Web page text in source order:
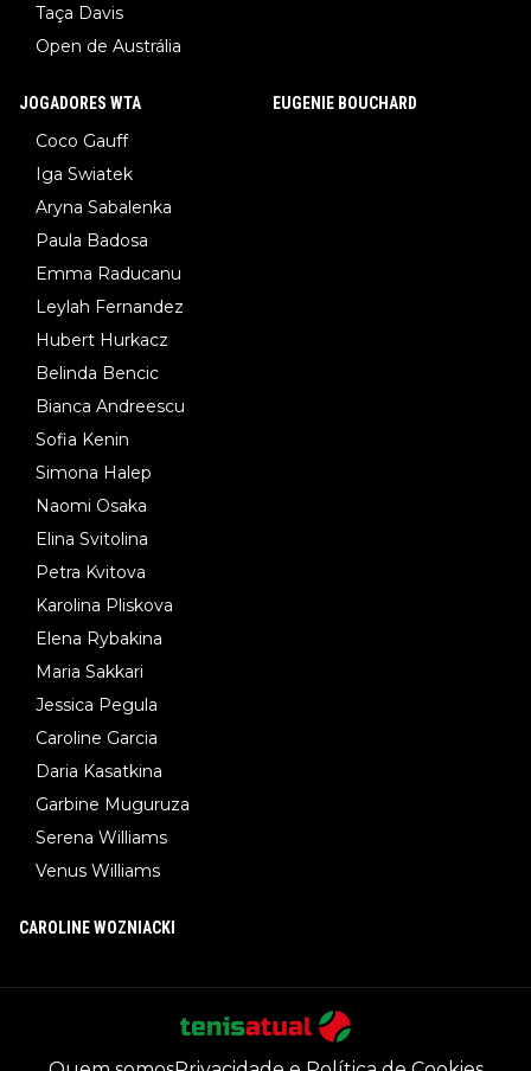
Taça Davis
Open de Austrália
JOGADORES WTA
Coco Gauff
Iga Swiatek
Aryna Sabalenka
Paula Badosa
Emma Raducanu
Leylah Fernandez
Hubert Hurkacz
Belinda Bencic
Bianca Andreescu
Sofia Kenin
Simona Halep
Naomi Osaka
Elina Svitolina
Petra Kvitova
Karolina Pliskova
Elena Rybakina
Maria Sakkari
Jessica Pegula
Caroline Garcia
Daria Kasatkina
Garbine Muguruza
Serena Williams
Venus Williams
EUGENIE BOUCHARD
CAROLINE WOZNIACKI